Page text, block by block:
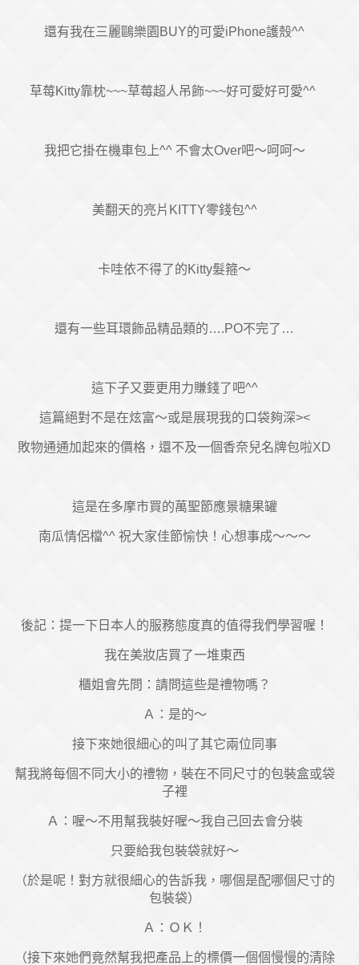
還有我在三麗鷗樂園BUY的可愛iPhone護殼^^
草莓Kitty靠枕~~~草莓超人吊飾~~~好可愛好可愛^^
我把它掛在機車包上^^ 不會太Over吧～呵呵～
美翻天的亮片KITTY零錢包^^
卡哇依不得了的Kitty髮箍～
還有一些耳環飾品精品類的….PO不完了…
這下子又要更用力賺錢了吧^^
這篇絕對不是在炫富～或是展現我的口袋夠深><
敗物通通加起來的價格，還不及一個香奈兒名牌包啦XD
這是在多摩市買的萬聖節應景糖果罐
南瓜情侶檔^^ 祝大家佳節愉快！心想事成～～～
後記：提一下日本人的服務態度真的值得我們學習喔！
我在美妝店買了一堆東西
櫃姐會先問：請問這些是禮物嗎？
Ａ：是的～
接下來她很細心的叫了其它兩位同事
幫我將每個不同大小的禮物，裝在不同尺寸的包裝盒或袋
子裡
Ａ：喔～不用幫我裝好喔～我自己回去會分裝
只要給我包裝袋就好～
（於是呢！對方就很細心的告訴我，哪個是配哪個尺寸的
包裝袋）
Ａ：ＯＫ！
（接下來她們竟然幫我把產品上的標價一個個慢慢的清除